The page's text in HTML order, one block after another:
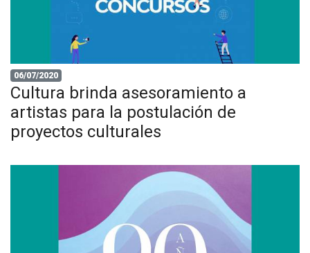
06/07/2020
Cultura brinda asesoramiento a
artistas para la postulación de
proyectos culturales